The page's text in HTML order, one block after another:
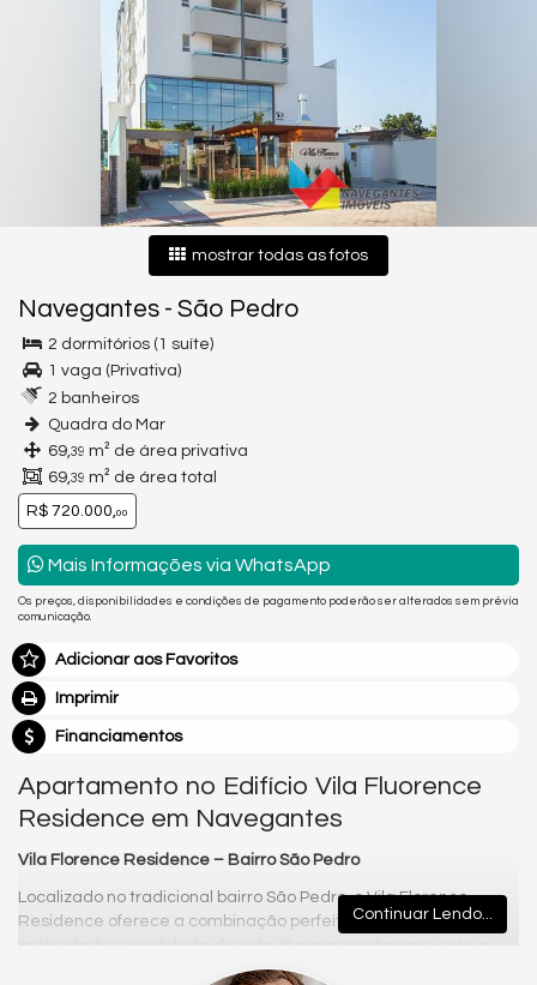
mostrar todas as fotos
Navegantes - São Pedro
2 dormitórios (1 suíte)
1 vaga (Privativa)
2 banheiros
Quadra do Mar
69,39 m² de área privativa
69,39 m² de área total
R$ 720.000,00
Mais Informações via WhatsApp
Os preços, disponibilidades e condições de pagamento poderão ser alterados sem prévia
comunicação.
Adicionar aos Favoritos
Imprimir
Financiamentos
Apartamento no Edifício Vila Fluorence
Residence em Navegantes
Vila Florence Residence – Bairro São Pedro
Localizado no tradicional bairro São Pedro, o Vila Florence
Residence oferece a combinação perfeita entre conforto,
praticidade e qualidade de vida. O empreendimento está a
poucos passos do mar, em uma região conhecida por sua
Continuar Lendo...